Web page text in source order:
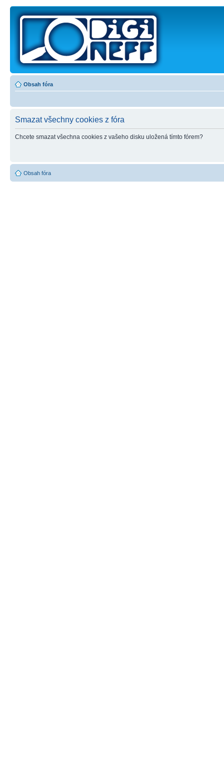
Obsah fóra
Smazat všechny cookies z fóra
Chcete smazat všechna cookies z vašeho disku uložená tímto fórem?
Obsah fóra